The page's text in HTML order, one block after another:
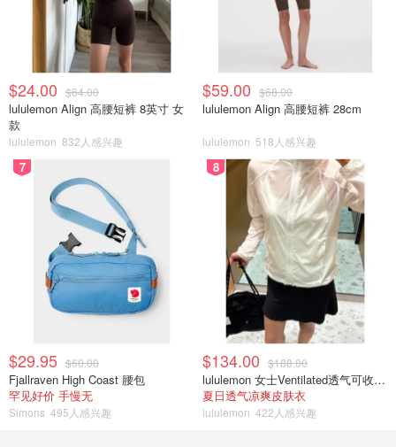
$24.00 $64.00
lululemon Align 高腰短裤 8英寸 女
款
lululemon 832人感兴趣
$59.00 $68.00
lululemon Align 高腰短裤 28cm
lululemon 518人感兴趣
7
$29.95 $60.00
Fjallraven High Coast 腰包
罕见好价 手慢无
Simons 495人感兴趣
8
$134.00 $188.00
lululemon 女士Ventilated透气可收纳跑步夹克
夏日透气凉爽皮肤衣
lululemon 422人感兴趣